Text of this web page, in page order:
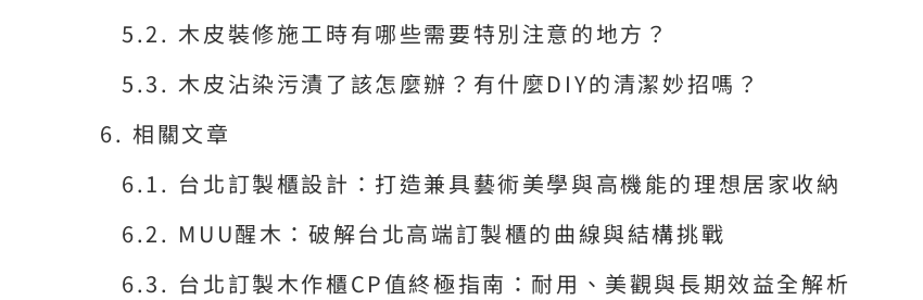
木皮裝修施工時有哪些需要特別注意的地方？
木皮沾染污漬了該怎麼辦？有什麼DIY的清潔妙招嗎？
相關文章
台北訂製櫃設計：打造兼具藝術美學與高機能的理想居家收納
MUU醒木：破解台北高端訂製櫃的曲線與結構挑戰
台北訂製木作櫃CP值終極指南：耐用、美觀與長期效益全解析